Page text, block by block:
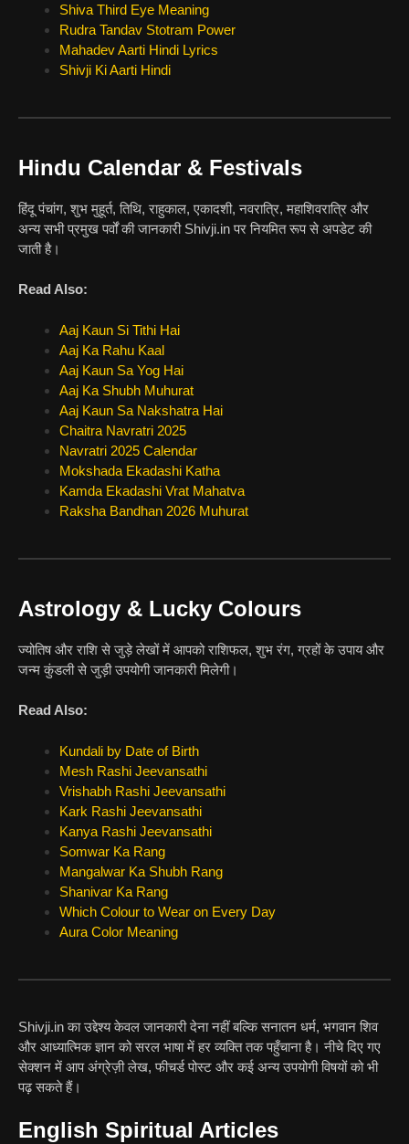
Shiva Third Eye Meaning
Rudra Tandav Stotram Power
Mahadev Aarti Hindi Lyrics
Shivji Ki Aarti Hindi
Hindu Calendar & Festivals
हिंदू पंचांग, शुभ मुहूर्त, तिथि, राहुकाल, एकादशी, नवरात्रि, महाशिवरात्रि और
अन्य सभी प्रमुख पर्वों की जानकारी Shivji.in पर नियमित रूप से अपडेट की
जाती है।
Read Also:
Aaj Kaun Si Tithi Hai
Aaj Ka Rahu Kaal
Aaj Kaun Sa Yog Hai
Aaj Ka Shubh Muhurat
Aaj Kaun Sa Nakshatra Hai
Chaitra Navratri 2025
Navratri 2025 Calendar
Mokshada Ekadashi Katha
Kamda Ekadashi Vrat Mahatva
Raksha Bandhan 2026 Muhurat
Astrology & Lucky Colours
ज्योतिष और राशि से जुड़े लेखों में आपको राशिफल, शुभ रंग, ग्रहों के उपाय और
जन्म कुंडली से जुड़ी उपयोगी जानकारी मिलेगी।
Read Also:
Kundali by Date of Birth
Mesh Rashi Jeevansathi
Vrishabh Rashi Jeevansathi
Kark Rashi Jeevansathi
Kanya Rashi Jeevansathi
Somwar Ka Rang
Mangalwar Ka Shubh Rang
Shanivar Ka Rang
Which Colour to Wear on Every Day
Aura Color Meaning
Shivji.in का उद्देश्य केवल जानकारी देना नहीं बल्कि सनातन धर्म, भगवान शिव
और आध्यात्मिक ज्ञान को सरल भाषा में हर व्यक्ति तक पहुँचाना है। नीचे दिए गए
सेक्शन में आप अंग्रेज़ी लेख, फीचर्ड पोस्ट और कई अन्य उपयोगी विषयों को भी
पढ़ सकते हैं।
English Spiritual Articles